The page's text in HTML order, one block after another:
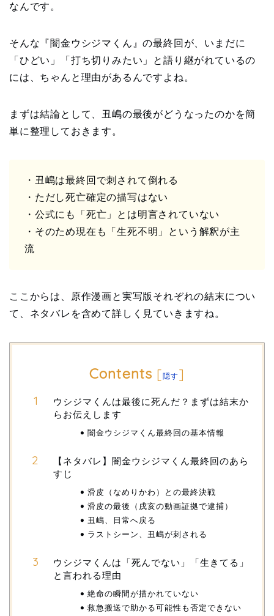
なんです。
そんな『闇金ウシジマくん』の最終回が、いまだに
「ひどい」「打ち切りみたい」と語り継がれているの
には、ちゃんと理由があるんですよね。
まずは結論として、丑嶋の最後がどうなったのかを簡
単に整理しておきます。
・丑嶋は最終回で刺されて倒れる
・ただし死亡確定の描写はない
・公式にも「死亡」とは明言されていない
・そのため現在も「生死不明」という解釈が主
流
ここからは、原作漫画と実写版それぞれの結末につい
て、ネタバレを含めて詳しく見ていきますね。
Contents [隠す]
ウシジマくんは最後に死んだ？まずは結末か
らお伝えします
闇金ウシジマくん最終回の基本情報
【ネタバレ】闇金ウシジマくん最終回のあら
すじ
滑皮（なめりかわ）との最終決戦
滑皮の最後（戌亥の動画証拠で逮捕）
丑嶋、日常へ戻る
ラストシーン、丑嶋が刺される
ウシジマくんは「死んでない」「生きてる」
と言われる理由
絶命の瞬間が描かれていない
救急搬送で助かる可能性も否定できない